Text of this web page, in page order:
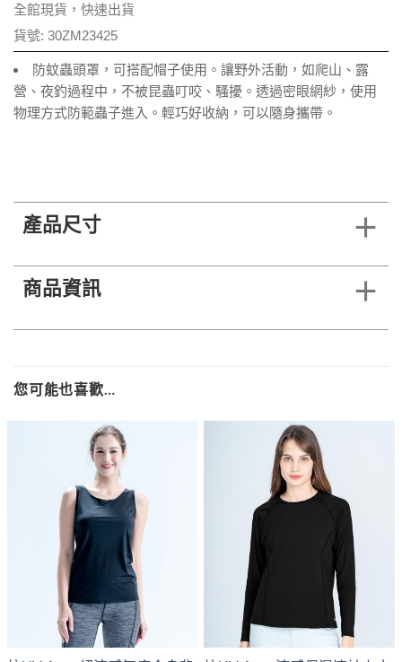
全館現貨，快速出貨
貨號: 30ZM23425
防蚊蟲頭罩，可搭配帽子使用。讓野外活動，如爬山、露
營、夜釣過程中，不被昆蟲叮咬、騷擾。透過密眼網紗，使用
物理方式防範蟲子進入。輕巧好收納，可以隨身攜帶。
產品尺寸
商品資訊
您可能也喜歡…